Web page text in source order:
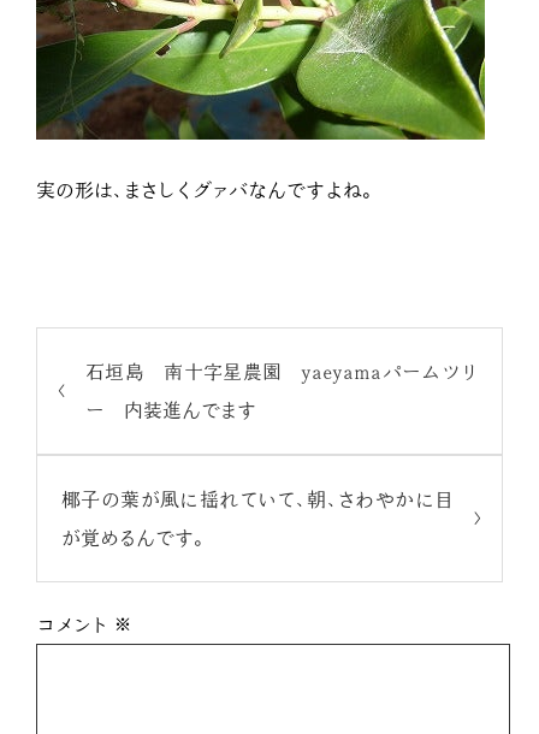
実の形は、まさしくグァバなんですよね。
石垣島 南十字星農園 yaeyamaパームツリ
ー 内装進んでます
椰子の葉が風に揺れていて、朝、さわやかに目
が覚めるんです。
コメント ※